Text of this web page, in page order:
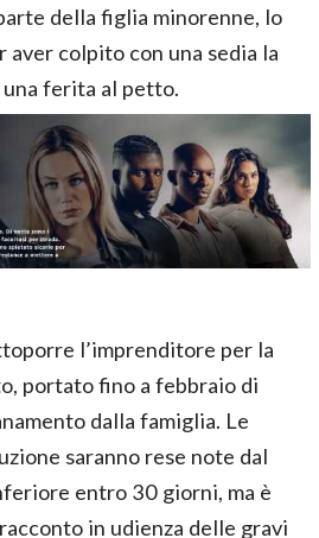
della figlia minorenne, lo
aver colpito con una sedia la
ferita al petto.
l’imprenditore per la
portato fino a febbraio di
dalla famiglia. Le
saranno rese note dal
entro 30 giorni, ma è
in udienza delle gravi